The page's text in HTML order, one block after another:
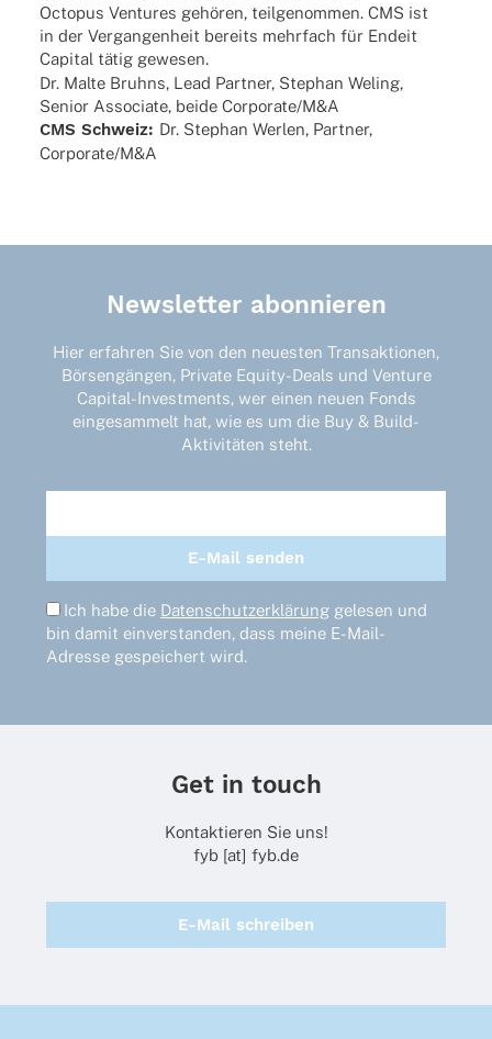
Octo­pus Ventures gehö­ren, teil­ge­nom­men. CMS ist
in der Vergan­gen­heit bereits mehr­fach für Endeit
Capi­tal tätig gewesen.
Dr. Malte Bruhns, Lead Part­ner, Stephan Weling,
Senior Asso­ciate, beide Corporate/M&A
CMS Schweiz: Dr. Stephan Werlen, Part­ner,
Corporate/M&A
Newsletter abonnieren
Hier erfahren Sie von den neuesten Transaktionen,
Börsengängen, Private Equity-Deals und Venture
Capital-Investments, wer einen neuen Fonds
eingesammelt hat, wie es um die Buy & Build-
Aktivitäten steht.
Ich habe die Datenschutzerklärung gelesen und
bin damit einverstanden, dass meine E-Mail-
Adresse gespeichert wird.
Get in touch
Kontaktieren Sie uns!
fyb [at] fyb.de
E-Mail schreiben